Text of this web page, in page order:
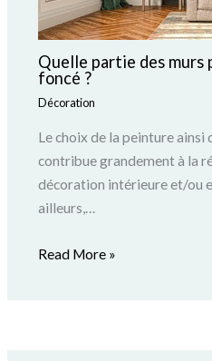
Quelle partie des murs
foncé ?
Décoration
Le choix de la peinture ainsi
contribue grandement à la
décoration intérieure et/ou
ailleurs,…
Read More »